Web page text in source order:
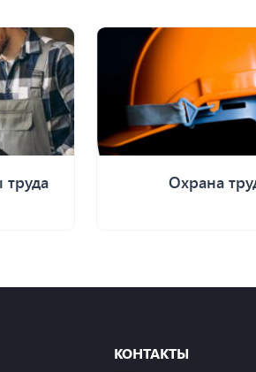
труда Охрана
КОНТАКТЫ